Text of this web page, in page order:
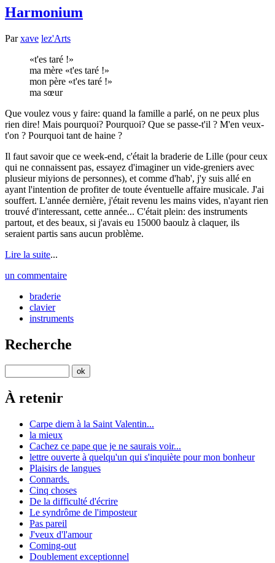
Harmonium
Parxave lez'Arts
t'es taré !
ma mère
t'es taré !
mon père
t'es taré !
ma sœur
Que voulez vous y faire: quand la famille a parlé, on ne peux plus
rien dire! Mais pourquoi? Pourquoi? Que se passe-t'il ? M'en veux-
t'on ? Pourquoi tant de haine ?
Il faut savoir que ce week-end, c'était la braderie de Lille (pour ceux
qui ne connaissent pas, essayez d'imaginer un vide-greniers avec
plusieur miyions de personnes), et comme d'hab', j'y suis allé en
ayant l'intention de profiter de toute éventuelle affaire musicale. J'ai
souffert. L'année dernière, j'était revenu les mains vides, n'ayant rien
trouvé d'interessant, cette année... C'était plein: des instruments
partout, et des beaux, si j'avais eu 15000 baoulz à claquer, ils
seraient partis sans aucun problème.
Lire la suite...
un commentaire
braderie
clavier
instruments
Recherche
À retenir
Carpe diem à la Saint Valentin...
la mieux
Cachez ce pape que je ne saurais voir...
lettre ouverte à quelqu'un qui s'inquiète pour mon bonheur
Plaisirs de langues
Connards.
Cinq choses
De la difficulté d'écrire
Le syndrôme de l'imposteur
Pas pareil
J'veux d'l'amour
Coming-out
Doublement exceptionnel